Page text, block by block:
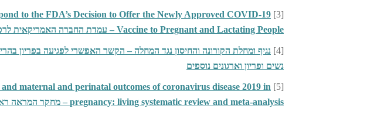
[3]
to the FDA’s Decision to Offer the Newly Approved COVID-19
Vaccine to Pregnant and Lactating People – עמדת החברה האמריקאית לרפואת אם-עובר
[4]
נגיף ומחלת הקורונה והחיסון נגד המחלה – הקשר האפשרי לפגיעה בפריון
נשים ופריון וארגונים נוספים
[5]
maternal and perinatal outcomes of coronavirus disease 2019 in
pregnancy: living systematic review and meta-analysis – מחקר המראה ראיות לסיכונים גבוהים לסיבוכים אצל נשים בהריון